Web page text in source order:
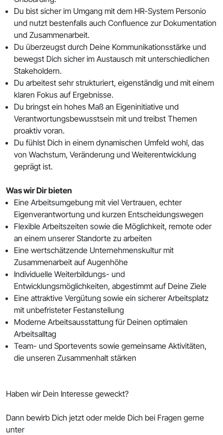
Du bist sicher im Umgang mit dem HR-System Personio
und nutzt bestenfalls auch Confluence zur Dokumentation
und Zusammenarbeit.
Du überzeugst durch Deine Kommunikationsstärke und
bewegst Dich sicher im Austausch mit unterschiedlichen
Stakeholdern.
Du arbeitest sehr strukturiert, eigenständig und mit einem
klaren Fokus auf Ergebnisse.
Du bringst ein hohes Maß an Eigeninitiative und
Verantwortungsbewusstsein mit und treibst Themen
proaktiv voran.
Du fühlst Dich in einem dynamischen Umfeld wohl, das
von Wachstum, Veränderung und Weiterentwicklung
geprägt ist.
Was wir Dir bieten
Eine Arbeitsumgebung mit viel Vertrauen, echter
Eigenverantwortung und kurzen Entscheidungswegen
Flexible Arbeitszeiten sowie die Möglichkeit, remote oder
an einem unserer Standorte zu arbeiten
Eine wertschätzende Unternehmenskultur mit
Zusammenarbeit auf Augenhöhe
Individuelle Weiterbildungs- und
Entwicklungsmöglichkeiten, abgestimmt auf Deine Ziele
Eine attraktive Vergütung sowie ein sicherer Arbeitsplatz
mit unbefristeter Festanstellung
Moderne Arbeitsausstattung für Deinen optimalen
Arbeitsalltag
Team- und Sportevents sowie gemeinsame Aktivitäten,
die unseren Zusammenhalt stärken
Haben wir Dein Interesse geweckt?
Dann bewirb Dich jetzt oder melde Dich bei Fragen gerne
unter